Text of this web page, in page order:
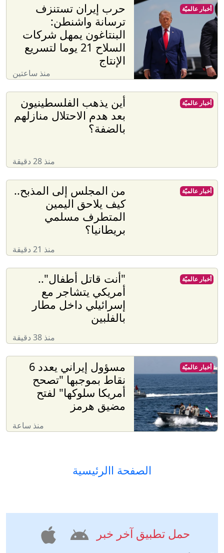
حرب إيران تستنزف
ترسانة واشنطن:
البنتاغون يمهل شركات
السلاح 21 يوما لتسريع
الإنتاج
منذ ساعتين
أخبار عالميّة
أين يذهب الفلسطينيون
بعد هدم الاحتلال منازلهم
بالضفة؟
منذ 28 دقيقة
أخبار عالميّة
من المجلس إلى المذبح..
كيف يلاحق اليمين
المتطرف مسلمي
بريطانيا؟
منذ 21 دقيقة
أخبار عالميّة
"أنت قاتل أطفال"..
أمريكي يتشاجر مع
إسرائيلي داخل مطار
بالفلبين
منذ 38 دقيقة
أخبار عالميّة
مسؤول إيراني يعدد 6
نقاط بموجبها "تصحح
أمريكا سلوكها" لفتح
مضيق هرمز
منذ ساعة
أخبار عالميّة
الصفحة االرئيسية
حمل تطبيق آخر خبر